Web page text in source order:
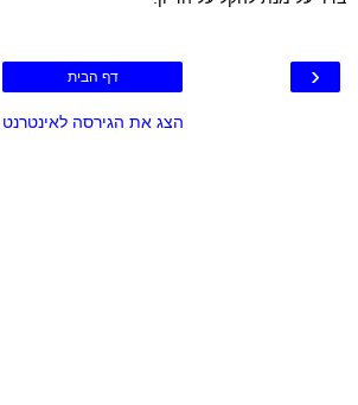
‹ דף הבית
הצג את הגירסה לאינטרנט